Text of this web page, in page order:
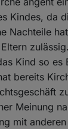
Kindes, da
Nachteile
Kind so es
bereits
Meinung
mit